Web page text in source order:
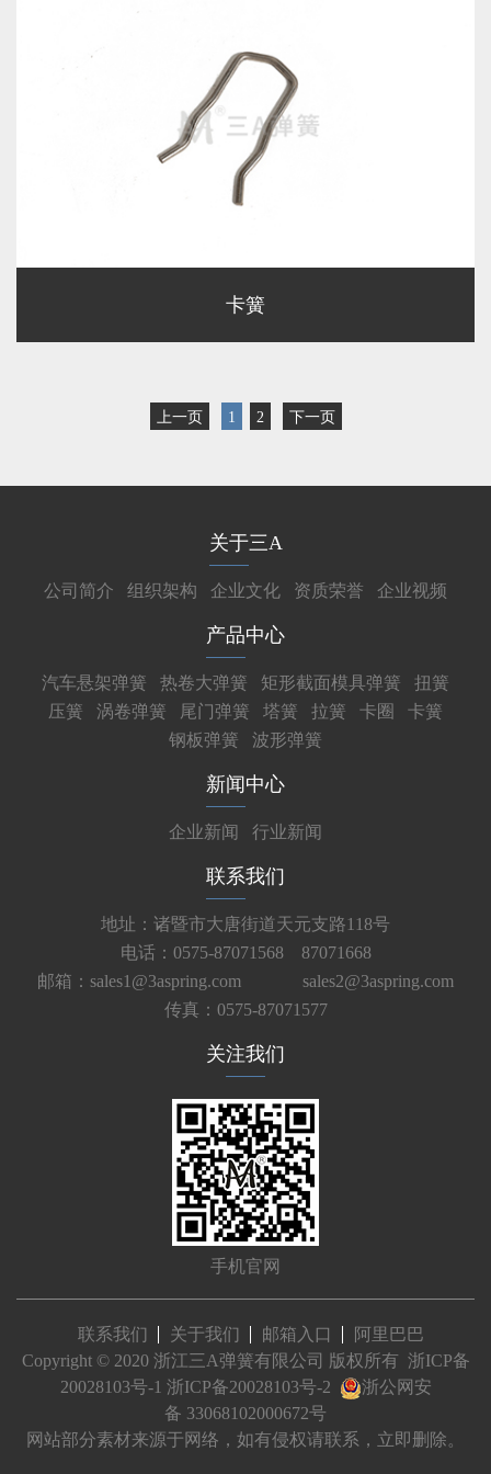
卡簧
上一页 1 2 下一页
关于三A
公司简介 组织架构 企业文化 资质荣誉 企业视频
产品中心
汽车悬架弹簧 热卷大弹簧 矩形截面模具弹簧
扭簧
压簧
涡卷弹簧 尾门弹簧 塔簧 拉簧 卡圈
卡簧
钢板弹簧
波形弹簧
新闻中心
企业新闻 行业新闻
联系我们
地址：诸暨市大唐街道天元支路118号
电话：0575-87071568 87071668
邮箱：sales1@3aspring.com
sales2@3aspring.com
传真：0575-87071577
关注我们
手机官网
联系我们 关于我们 邮箱入口
阿里巴巴
Copyright © 2020 浙江三A弹簧有限公司 版权所有 浙ICP备
20028103号-1 浙ICP备20028103号-2
浙公网安
备 33068102000672号
网站部分素材来源于网络，如有侵权请联系，立即删除。